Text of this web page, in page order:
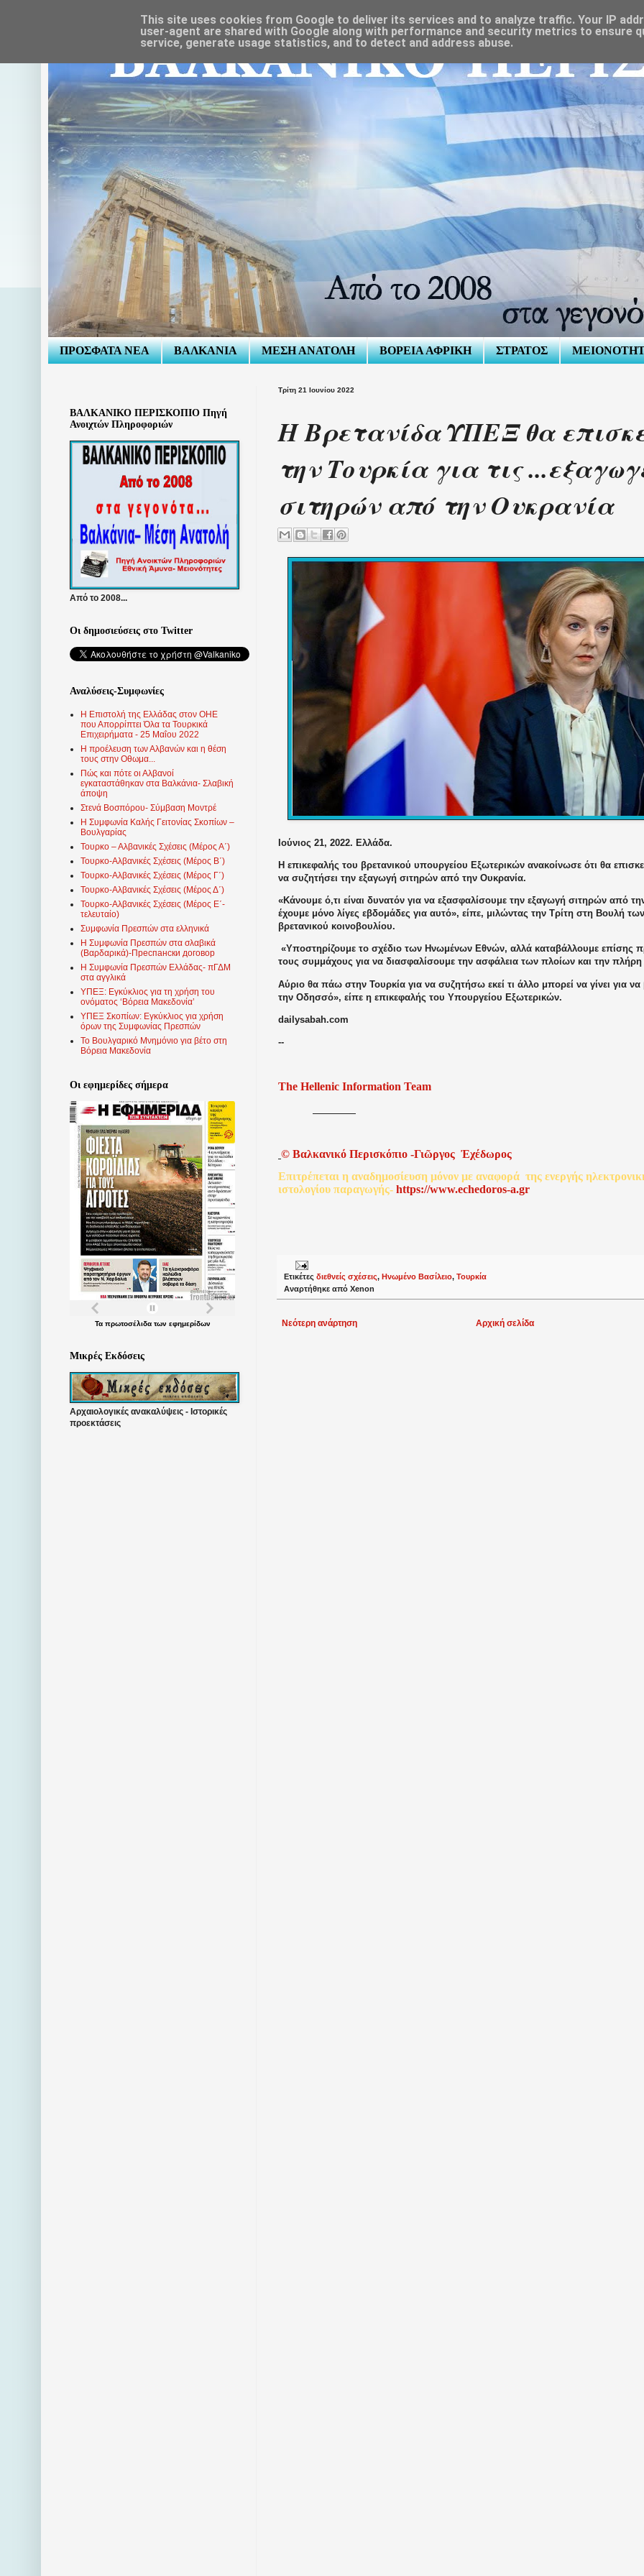
ΠΡΟΣΦΑΤΑ ΝΕΑ ΒΑΛΚΑΝΙΑ ΜΕΣΗ ΑΝΑΤΟΛΗ ΒΟΡΕΙΑ ΑΦΡΙΚΗ ΣΤΡΑΤΟΣ
Τρίτη 21 Ιουνίου 2022
Η Βρετανίδα ΥΠΕΞ θα
την Τουρκία για τις
σιτηρών από την Ουκρανία
Ιούνιος 21, 2022. Ελλάδα.
Η επικεφαλής του βρετανικού υπουργείου Εξωτερικών ανακοίνωσε ότι θα
να συζητήσει την εξαγωγή σιτηρών από την Ουκρανία.
«Κάνουμε ό,τι είναι δυνατόν για να εξασφαλίσουμε την εξαγωγή σιτηρών από
έχουμε μόνο λίγες εβδομάδες για αυτό», είπε, μιλώντας την Τρίτη στη Βουλή
βρετανικού κοινοβουλίου.
«Υποστηρίζουμε το σχέδιο των Ηνωμένων Εθνών, αλλά καταβάλλουμε επίσης
τους συμμάχους για να διασφαλίσουμε την ασφάλεια των πλοίων και την
Αύριο θα πάω στην Τουρκία για να συζητήσω εκεί τι άλλο μπορεί να γίνει για
την Οδησσό», είπε η επικεφαλής του Υπουργείου Εξωτερικών.
dailysabah.com
--
The Hellenic Information Team
© Βαλκανικό Περισκόπιο -Γιῶργος Ἐχέδωρος
Επιτρέπεται η αναδημοσίευση μόνον με αναφορά της ενεργής
ιστολογίου παραγωγής- https://www.echedoros-a.gr
Ετικέτες διεθνείς σχέσεις, Ηνωμένο Βασίλειο, Τουρκία
Αναρτήθηκε από Xenon
Νεότερη ανάρτηση Αρχική σελίδα
ΒΑΛΚΑΝΙΚΟ ΠΕΡΙΣΚΟΠΙΟ Πηγή
Ανοιχτών Πληροφοριών
Από το 2008...
Οι δημοσιεύσεις στο Twitter
Αναλύσεις-Συμφωνίες
Η Επιστολή της Ελλάδας στον ΟΗΕ
που Απορρίπτει Όλα τα Τουρκικά
Επιχειρήματα - 25 Μαΐου 2022
Η προέλευση των Αλβανών και η θέση
τους στην Οθωμα...
Πώς και πότε οι Αλβανοί
εγκαταστάθηκαν στα Βαλκάνια- Σλαβική
άποψη
Στενά Βοσπόρου- Σύμβαση Μοντρέ
Η Συμφωνία Καλής Γειτονίας Σκοπίων –
Βουλγαρίας
Τουρκο – Αλβανικές Σχέσεις (Mέρος Α΄)
Τουρκο-Αλβανικές Σχέσεις (Μέρος Β΄)
Τουρκο-Αλβανικές Σχέσεις (Μέρος Γ΄)
Τουρκο-Αλβανικές Σχέσεις (Μέρος Δ΄)
Τουρκο-Αλβανικές Σχέσεις (Μέρος Ε΄-
τελευταίο)
Συμφωνία Πρεσπών στα ελληνικά
Η Συμφωνία Πρεσπών στα σλαβικά
(Βαρδαρικά)-Преспански договор
Η Συμφωνία Πρεσπών Ελλάδας- πΓΔΜ
στα αγγλικά
ΥΠΕΞ: Εγκύκλιος για τη χρήση του
ονόματος ‘Βόρεια Μακεδονία’
ΥΠΕΞ Σκοπίων: Εγκύκλιος για χρήση
όρων της Συμφωνίας Πρεσπών
Το Βουλγαρικό Μνημόνιο για βέτο στη
Βόρεια Μακεδονία
Οι εφημερίδες σήμερα
Τα πρωτοσέλιδατων εφημερίδων
Μικρές Εκδόσεις
Αρχαιολογικές ανακαλύψεις - Ιστορικές
προεκτάσεις
This site uses cookies from Google to deliver its services and to analyze traffic. Your IP
user-agent are shared with Google along with performance and security metrics to ensure
service, generate usage statistics, and to detect and address abuse.